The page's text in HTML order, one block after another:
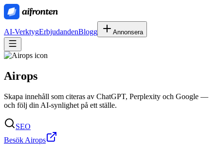
AI-VerktygErbjudandenBlogg Annonsera
Airops
Skapa innehåll som citeras av ChatGPT, Perplexity och Google —
och följ din AI-synlighet på ett ställe.
SEO
Besök Airops